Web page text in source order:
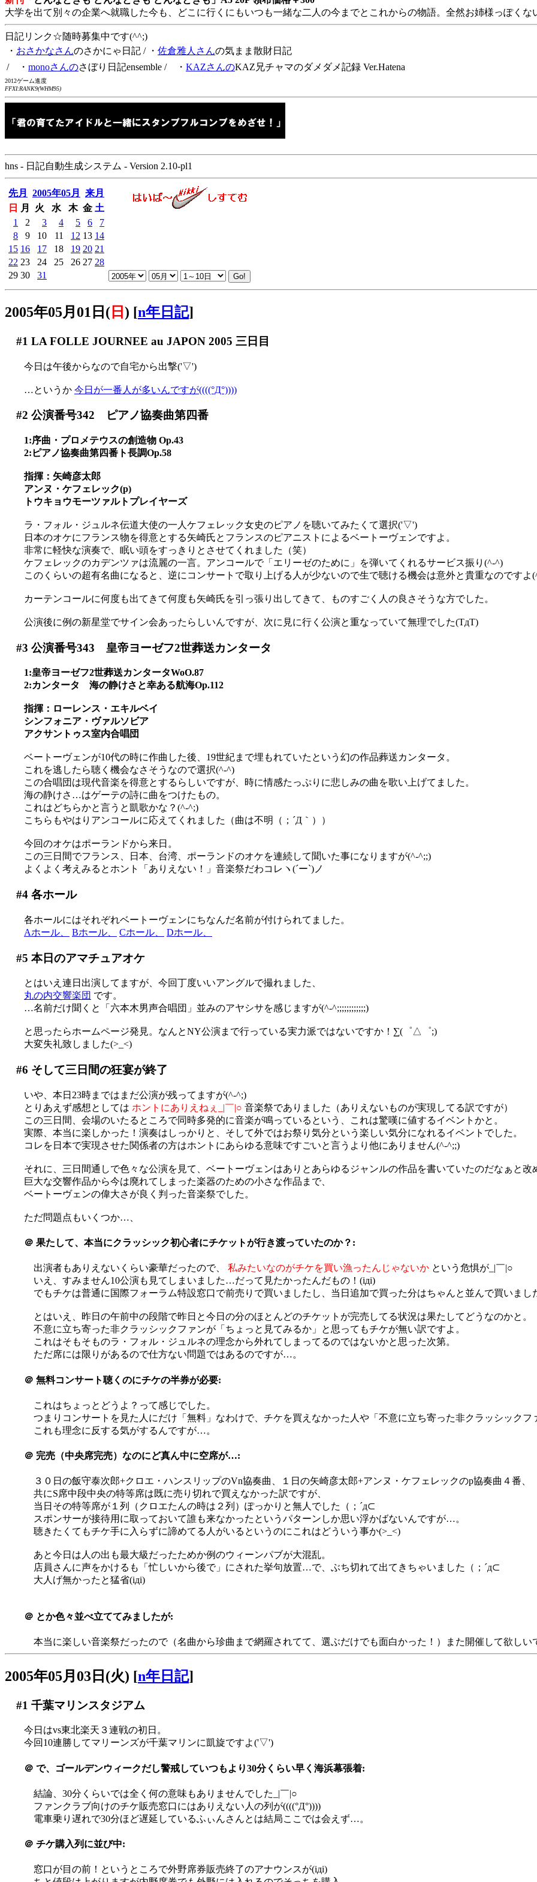
大学を出て別々の企業へ就職した今も、どこに行くにもいつも一緒な二人の今までとこれからの物語。全然お姉様っぽくな
日記リンク☆随時募集中です(^^;)
・ おさかなさんのさかにゃ日記 / ・ 佐倉雅人さんの気まま散財日記
/ ・ monoさんのさぼり日記ensemble / ・ KAZさんのKAZ兄チャマのダメダメ記録 Ver.Hatena
2012ゲーム進度
FFXI:RANK9(WHM95)
hns - 日記自動生成システム - Version 2.10-pl1
先月 2005年05月
来月
日
月 火 水 木 金 土
1
2 3 4 5 6
7
8
9 10 11 12 13 14
15 16 17 18 19 20 21
22 23 24 25 26 27 28
29 30 31
2005年05月01日( 日 ) [n年日記]
#1 LA FOLLE JOURNEE au JAPON 2005 三日目
今日は午後からなので自宅から出撃('▽')
…というか 今日が一番人が多いんですが((((°Д°))))
#2 公演番号342 ピアノ協奏曲第四番
1:序曲・プロメテウスの創造物 Op.43
2:ピアノ協奏曲第四番ト長調Op.58
指揮：矢崎彦太郎
アンヌ・ケフェレック(p)
トウキョウモーツァルトプレイヤーズ
ラ・フォル・ジュルネ伝道大使の一人ケフェレック女史のピアノを聴いてみたくて選択('▽')
日本のオケにフランス物を得意とする矢崎氏とフランスのピアニストによるベートーヴェンですよ。
非常に軽快な演奏で、眠い頭をすっきりとさせてくれました（笑）
ケフェレックのカデンツァは流麗の一言。アンコールで「エリーゼのために」を弾いてくれるサービス振り(^-^)
このくらいの超有名曲になると、逆にコンサートで取り上げる人が少ないので生で聴ける機会は意外と貴重なのですよ
カーテンコールに何度も出てきて何度も矢崎氏を引っ張り出してきて、ものすごく人の良さそうな方でした。
公演後に例の新星堂でサイン会あったらしいんですが、次に見に行く公演と重なっていて無理でした(TдT)
#3 公演番号343 皇帝ヨーゼフ2世葬送カンタータ
1:皇帝ヨーゼフ2世葬送カンタータWoO.87
2:カンタータ 海の静けさと幸ある航海Op.112
指揮：ローレンス・エキルベイ
シンフォニア・ヴァルソビア
アクサントゥス室内合唱団
ベートーヴェンが10代の時に作曲した後、19世紀まで埋もれていたという幻の作品葬送カンタータ。
これを逃したら聴く機会なさそうなので選択(^-^)
この合唱団は現代音楽を得意とするらしいですが、時に情感たっぷりに悲しみの曲を歌い上げてました。
海の静けさ…はゲーテの詩に曲をつけたもの。
これはどちらかと言うと凱歌かな？(^-^;)
こちらもやはりアンコールに応えてくれました（曲は不明（；´Д｀））
今回のオケはポーランドから来日。
この三日間でフランス、日本、台湾、ポーランドのオケを連続して聞いた事になりますが(^-^;;)
よくよく考えみるとホント「ありえない！」音楽祭だわコレヽ(´ー`)ノ
#4各ホール
各ホールにはそれぞれベートーヴェンにちなんだ名前が付けられてました。
Aホール、
Bホール、 Cホール、 Dホール、
#5 本日のアマチュアオケ
とはいえ連日出演してますが、今回丁度いいアングルで撮れました、
丸の内交響楽団 です。
…名前だけ聞くと「六本木男声合唱団」並みのアヤシサを感じますが(^-^;;;;;;;;;;;;)
と思ったらホームページ発見。なんとNY公演まで行っている実力派ではないですか！∑(゜△゜;)
大変失礼致しました(>_<)
#6 そして三日間の狂宴が終了
いや、本日23時まではまだ公演が残ってますが(^-^;)
とりあえず感想としては ホントにありえねぇ_|￣|○ 音楽祭でありました（ありえないものが実現してる訳ですが）
この三日間、会場のいたるところで同時多発的に音楽が鳴っているという、これは驚嘆に値するイベントかと。
実際、本当に楽しかった！演奏はしっかりと、そして外ではお祭り気分という楽しい気分になれるイベントでした。
コレを日本で実現させた関係者の方はホントにあらゆる意味ですごいと言うより他にありません(^-^;;)
それに、三日間通しで色々な公演を見て、ベートーヴェンはありとあらゆるジャンルの作品を書いていたのだなぁと改
巨大な交響作品から今は廃れてしまった楽器のための小さな作品まで、
ベートーヴェンの偉大さが良く判った音楽祭でした。
ただ問題点もいくつか…、
＠ 果たして、本当にクラッシック初心者にチケットが行き渡っていたのか？:
出演者もありえないくらい豪華だったので、 私みたいなのがチケを買い漁ったんじゃないか という危惧が_|￣|○
いえ、すみません10公演も見てしまいました…だって見たかったんだもの！(iдi)
でもチケは普通に国際フォーラム特設窓口で前売りで買いましたし、当日追加で買った分はちゃんと並んで買いまし
とはいえ、昨日の午前中の段階で昨日と今日の分のほとんどのチケットが完売してる状況は果たしてどうなのかと。
不意に立ち寄った非クラッシックファンが「ちょっと見てみるか」と思ってもチケが無い訳ですよ。
これはそもそものラ・フォル・ジュルネの理念から外れてしまってるのではないかと思った次第。
ただ席には限りがあるので仕方ない問題ではあるのですが…。
＠ 無料コンサート聴くのにチケの半券が必要:
これはちょっとどうよ？って感じでした。
つまりコンサートを見た人にだけ「無料」なわけで、チケを買えなかった人や「不意に立ち寄った非クラッシックフ
これも理念に反する気がするんですが…。
＠ 完売（中央席完売）なのにど真ん中に空席が…:
３０日の飯守泰次郎+クロエ・ハンスリップのVn協奏曲、１日の矢崎彦太郎+アンヌ・ケフェレックのp協奏曲４番、
共にS席中段中央の特等席は既に売り切れで買えなかった訳ですが、
当日その特等席が１列（クロエたんの時は２列）ぽっかりと無人でした（；´д⊂
スポンサーが接待用に取っておいて誰も来なかったというパターンしか思い浮かばないんですが…。
聴きたくてもチケ手に入らずに諦めてる人がいるというのにこれはどういう事か(>_<)
あと今日は人の出も最大級だったためか例のウィーンパブが大混乱。
店員さんに声をかけるも「忙しいから後で」にされた挙句放置…で、ぶち切れて出てきちゃいました（；´д⊂
大人げ無かったと猛省(iдi)
＠ とか色々並べ立ててみましたが:
本当に楽しい音楽祭だったので（名曲から珍曲まで網羅されてて、選ぶだけでも面白かった！）また開催して欲し
2005年05月03日(火) [n年日記]
#1 千葉マリンスタジアム
今日はvs東北楽天３連戦の初日。
今回10連勝してマリーンズが千葉マリンに凱旋ですよ('▽')
＠ で、ゴールデンウィークだし警戒していつもより30分くらい早く海浜幕張着:
結論、30分くらいでは全く何の意味もありませんでした_|￣|○
ファンクラブ向けのチケ販売窓口にはありえない人の列が((((°Д°))))
電車乗り遅れで30分ほど遅延しているふぃんさんとは結局ここでは会えず…。
＠ チケ購入列に並び中:
窓口が目の前！というところで外野席券販売終了のアナウンスが(iдi)